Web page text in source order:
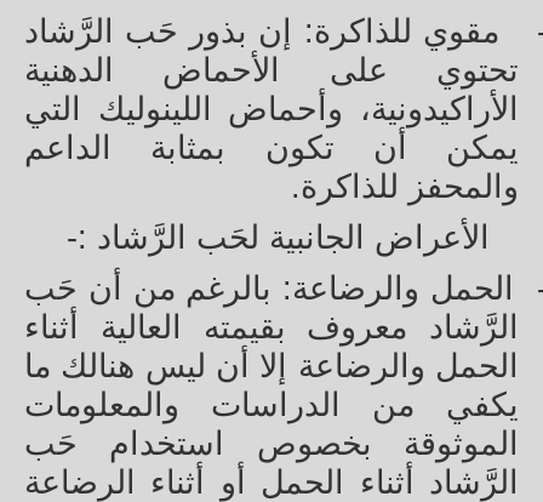
مقوي للذاكرة: إن بذور حَب الرَّشاد
تحتوي على الأحماض الدهنية
الأراكيدونية، وأحماض اللينوليك التي
يمكن أن تكون بمثابة الداعم
والمحفز للذاكرة.
الأعراض الجانبية لحَب الرَّشاد :-
الحمل والرضاعة: بالرغم من أن حَب
الرَّشاد معروف بقيمته العالية أثناء
الحمل والرضاعة إلا أن ليس هنالك ما
يكفي من الدراسات والمعلومات
الموثوقة بخصوص استخدام حَب
الرَّشاد أثناء الحمل أو أثناء الرضاعة